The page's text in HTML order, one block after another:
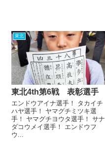
東北
東北4th第6戦 表彰選手
エンドウアイナ選手！ タカイチ
ハヤ選手！ ヤマグチミツキ選
手！ ヤマグチヨウタ選手！ サナ
ダコウメイ選手！ エンドウフ
ウ...